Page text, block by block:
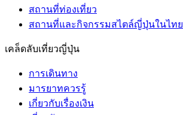
สถานที่ท่องเที่ยว
สถานที่และกิจกรรมสไตล์ญี่ปุ่นในไทย
เคล็ดลับเที่ยวญี่ปุ่น
การเดินทาง
มารยาทควรรู้
เกี่ยวกับเรื่องเงิน